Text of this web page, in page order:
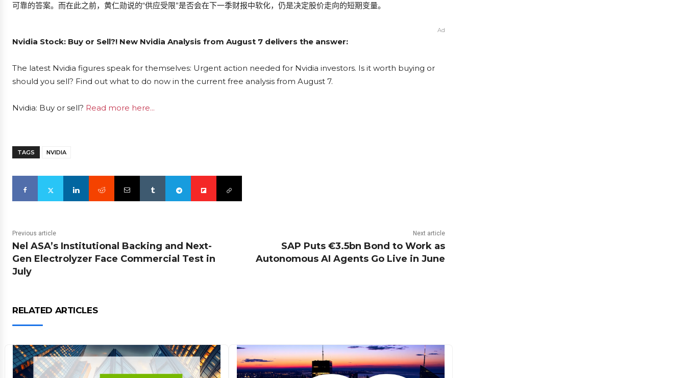
可靠的答案。而在此之前，黄仁勋说的“供应受限”是否会在下一季财报中软化，仍是决定股价走向的短期变量。
Ad
Nvidia Stock: Buy or Sell?! New Nvidia Analysis from August 7 delivers the answer:
The latest Nvidia figures speak for themselves: Urgent action needed for Nvidia investors. Is it worth buying or
should you sell? Find out what to do now in the current free analysis from August 7.
Nvidia: Buy or sell? Read more here...
TAGS NVIDIA
Previous article
Nel ASA’s Institutional Backing and Next-
Gen Electrolyzer Face Commercial Test in
July
Next article
SAP Puts €3.5bn Bond to Work as
Autonomous AI Agents Go Live in June
RELATED ARTICLES